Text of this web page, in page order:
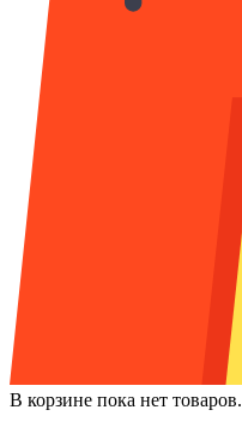
В корзине пока нет товаров.